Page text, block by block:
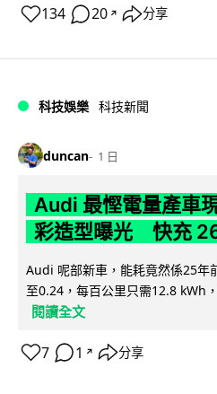
134 20 ↗ 分享
科技娛樂 科技新聞
duncan 1 日
Audi 最慳電量產
彩造型曝光 快充
Audi 呢部新車，能耗竟然係25
至0.24，每百公里只需12.8 kWh
閱讀全文
7 1 ↗ 分享